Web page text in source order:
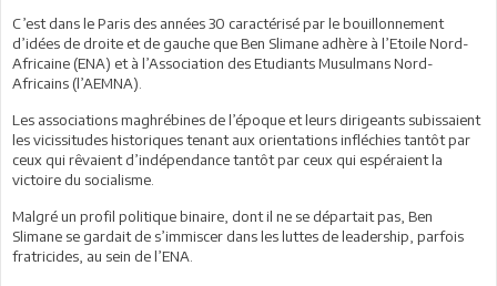
C’est dans le Paris des années 30 caractérisé par le bouillonnement
d’idées de droite et de gauche que Ben Slimane adhère à l’Etoile Nord-
Africaine (ENA) et à l’Association des Etudiants Musulmans Nord-
Africains (l’AEMNA).
Les associations maghrébines de l’époque et leurs dirigeants subissaient
les vicissitudes historiques tenant aux orientations infléchies tantôt par
ceux qui rêvaient d’indépendance tantôt par ceux qui espéraient la
victoire du socialisme.
Malgré un profil politique binaire, dont il ne se départait pas, Ben
Slimane se gardait de s’immiscer dans les luttes de leadership, parfois
fratricides, au sein de l’ENA.